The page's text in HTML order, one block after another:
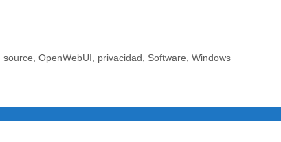
source OpenWebUI privacidad Software Windows